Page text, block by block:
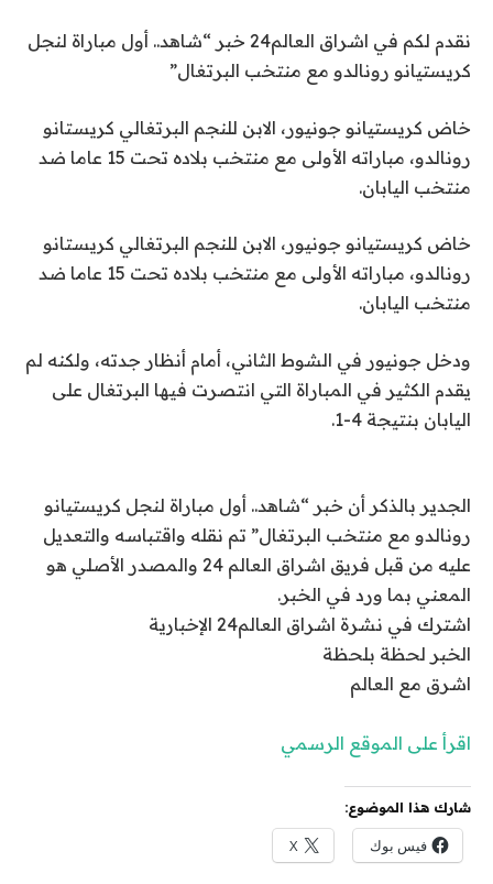
نقدم لكم في اشراق العالم24 خبر “شاهد.. أول مباراة لنجل
كريستيانو رونالدو مع منتخب البرتغال”
خاض كريستيانو جونيور، الابن للنجم البرتغالي كريستانو
رونالدو، مباراته الأولى مع منتخب بلاده تحت 15 عاما ضد
منتخب اليابان.
خاض كريستيانو جونيور، الابن للنجم البرتغالي كريستانو
رونالدو، مباراته الأولى مع منتخب بلاده تحت 15 عاما ضد
منتخب اليابان.
ودخل جونيور في الشوط الثاني، أمام أنظار جدته، ولكنه لم
يقدم الكثير في المباراة التي انتصرت فيها البرتغال على
اليابان بنتيجة 4-1.
الجدير بالذكر أن خبر “شاهد.. أول مباراة لنجل كريستيانو
رونالدو مع منتخب البرتغال” تم نقله واقتباسه والتعديل
عليه من قبل فريق اشراق العالم 24 والمصدر الأصلي هو
المعني بما ورد في الخبر.
اشترك في نشرة اشراق العالم24 الإخبارية
الخبر لحظة بلحظة
اشرق مع العالم
اقرأ على الموقع الرسمي
شارك هذا الموضوع:
فيس بوك X